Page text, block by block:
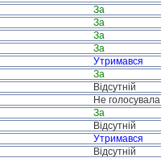
За
За
За
За
Утримався
За
Відсутній
Не голосувала
За
Відсутній
Утримався
Відсутній